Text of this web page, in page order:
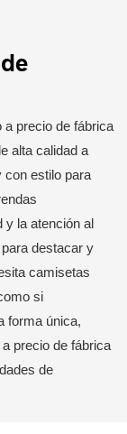
precio de fábrica
alta calidad a
con estilo para
y la atención al
destacar y
camisetas
si
forma única,
precio de fábrica
de